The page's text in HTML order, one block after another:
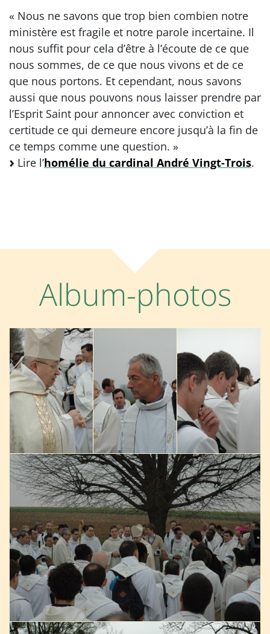
« Nous ne savons que trop bien combien notre
ministère est fragile et notre parole incertaine. Il
nous suffit pour cela d’être à l’écoute de ce que
nous sommes, de ce que nous vivons et de ce
que nous portons. Et cependant, nous savons
aussi que nous pouvons nous laisser prendre par
l’Esprit Saint pour annoncer avec conviction et
certitude ce qui demeure encore jusqu’à la fin de
ce temps comme une question. »
Lire l’homélie du cardinal André Vingt-Trois.
Album-photos